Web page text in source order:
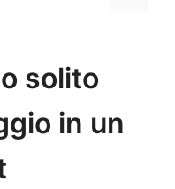
solito
in un